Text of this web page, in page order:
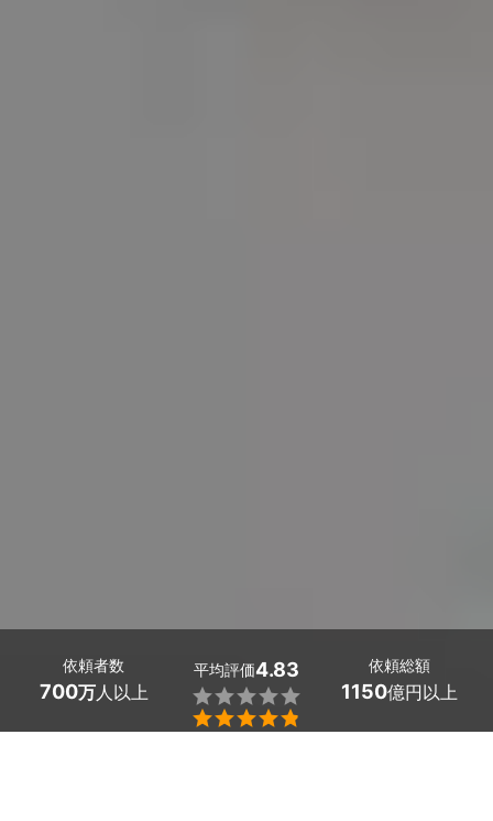
依頼者数
700万人以上
平均評価4.83


依頼総額
1150億円以上